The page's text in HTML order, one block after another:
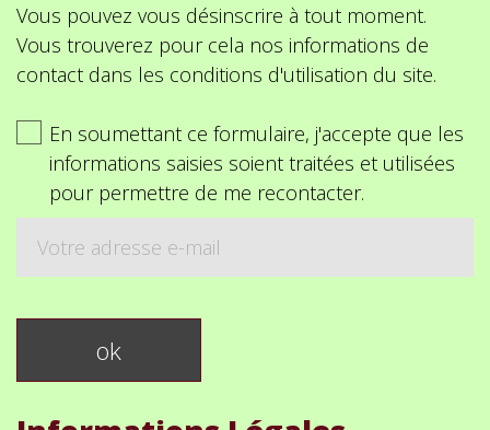
Vous pouvez vous désinscrire à tout moment.
Vous trouverez pour cela nos informations de
contact dans les conditions d'utilisation du site.
En soumettant ce formulaire, j'accepte que les
informations saisies soient traitées et utilisées
pour permettre de me recontacter.